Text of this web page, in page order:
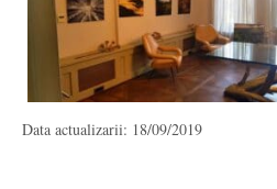
Data actualizarii: 18/09/2019